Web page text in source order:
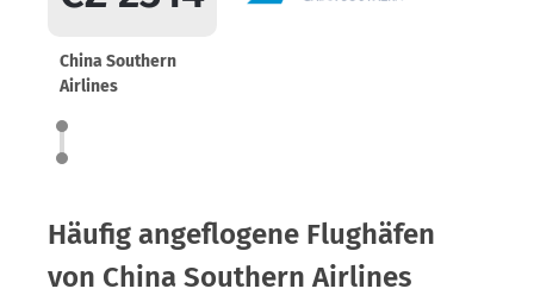
China Southern
Airlines
Häufig angeflogene Flughäfen
von China Southern Airlines